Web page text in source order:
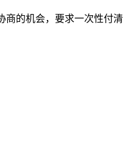
商的机会，要求一次性付清